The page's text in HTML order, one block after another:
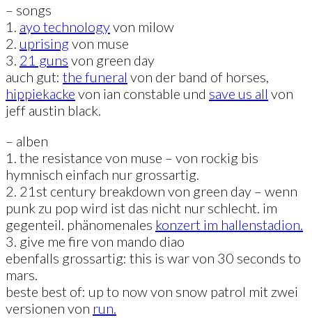
– songs
1. ayo technologyvon milow
2. uprisingvon muse
3. 21 guns von green day
auch gut: the funeral von der band of horses,
hippiekacke von ian constable und save us all von
jeff austin black.
– alben
1. the resistance von muse – von rockig bis
hymnisch einfach nur grossartig.
2. 21st century breakdown von green day – wenn
punk zu pop wird ist das nicht nur schlecht. im
gegenteil. phänomenales konzert im hallenstadion.
3. give me fire von mando diao
ebenfalls grossartig: this is war von 30 seconds to
mars.
beste best of: up to now von snow patrol mit zwei
versionen von run.